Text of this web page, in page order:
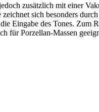
zusätzlich mit einer
sich besonders
Eingabe des Tones.
für Porzellan-Massen